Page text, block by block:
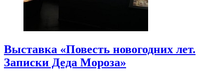
Выставка «Повесть новогодних лет.
Записки Деда Мороза»